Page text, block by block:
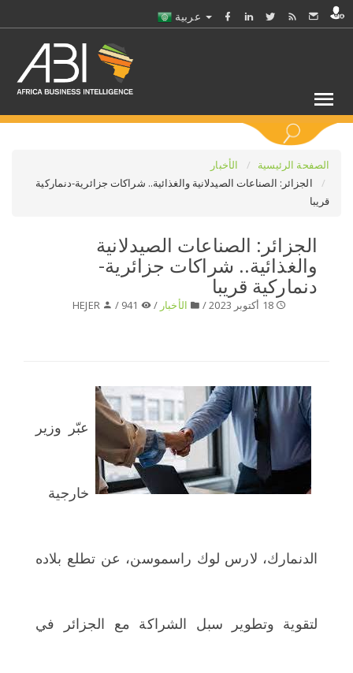
الصفحة الرئيسية
الأخبار
الجزائر: الصناعات الصيدلانية والغذائية.. شراكات جزائرية-دنماركية
قريبا
الجزائر: الصناعات الصيدلانية
والغذائية.. شراكات جزائرية-
دنماركية قريبا
18 أكتوبر 2023 / الأخبار /
HEJER
عبّر وزير
خارجية
الدنمارك، لارس لوك راسموسن، عن تطلع بلاده
لتقوية وتطوير سبل الشراكة مع الجزائر في